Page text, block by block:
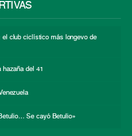
el club ciclístico más longevo de
hazaña del 41
Se cayó Betulio»